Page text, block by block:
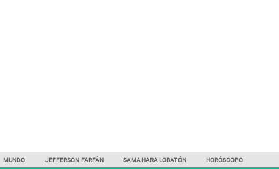
MUNDO JEFFERSON FARFÁN SAMAHARA LOBATÓN HORÓSCOPO